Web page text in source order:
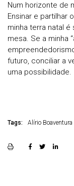
Num horizonte de
Ensinar e partilhar
minha terra natal
mesa. Se a minha
futuro, conciliar a
uma possibilidade.
Tags: Alírio Boaventura